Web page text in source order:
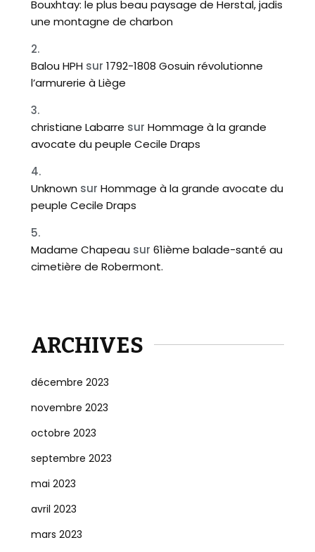
Bouxhtay: le plus beau paysage de Herstal, jadis
une montagne de charbon
Balou HPH sur 1792-1808 Gosuin révolutionne
l’armurerie à Liège
christiane Labarre sur Hommage à la grande
avocate du peuple Cecile Draps
Unknown sur Hommage à la grande avocate du
peuple Cecile Draps
Madame Chapeau sur 61ième balade-santé au
cimetière de Robermont.
ARCHIVES
décembre 2023
novembre 2023
octobre 2023
septembre 2023
mai 2023
avril 2023
mars 2023